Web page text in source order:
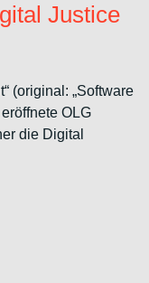
Justice
(original: „Software
OLG
die Digital